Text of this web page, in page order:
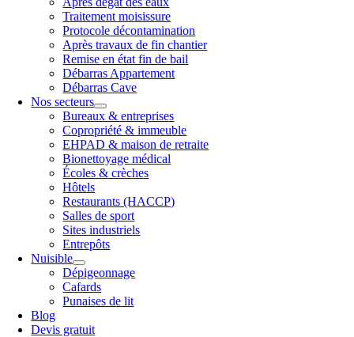
Traitement moisissure
Protocole décontamination
Après travaux de fin chantier
Remise en état fin de bail
Débarras Appartement
Débarras Cave
Nos secteurs
Bureaux & entreprises
Copropriété & immeuble
EHPAD & maison de retraite
Bionettoyage médical
Écoles & crèches
Hôtels
Restaurants (HACCP)
Salles de sport
Sites industriels
Entrepôts
Nuisible
Dépigeonnage
Cafards
Punaises de lit
Blog
Devis gratuit